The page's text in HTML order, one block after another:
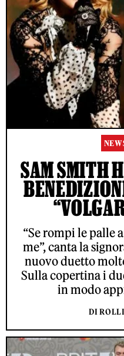
SAM SMITH
“Se rompi le palle
me”, canta la
nuovo duetto
Sulla copertina i
in modo
DI